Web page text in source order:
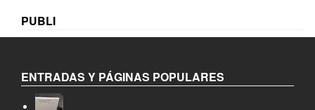
PUBLI
ENTRADAS Y PÁGINAS POPULARES